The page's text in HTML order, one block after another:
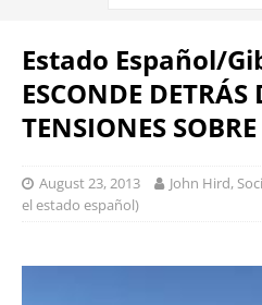
Estado Español/
ESCONDE
TENSIONES
August 23, 2013
John Hird,
el estado español)